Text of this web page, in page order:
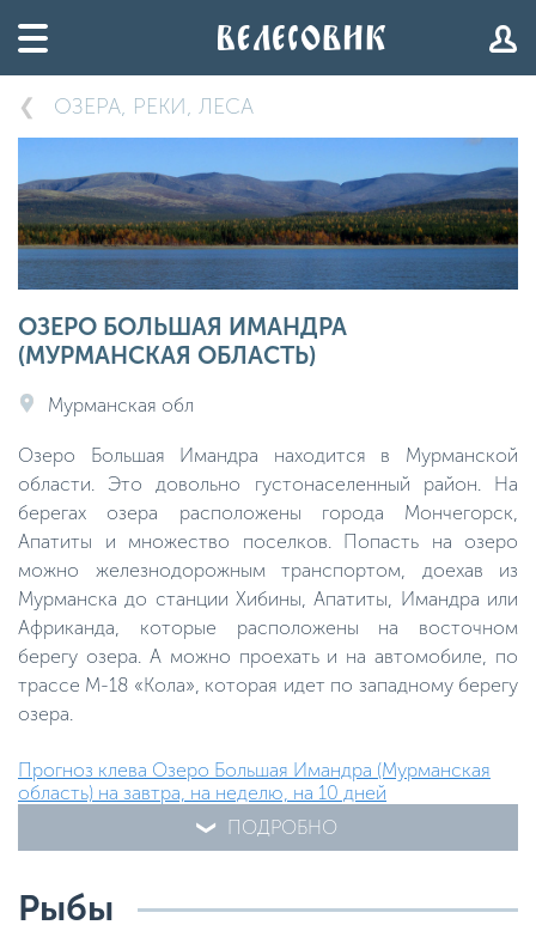
ОЗЕРА, РЕКИ, ЛЕСА
ОЗЕРО БОЛЬШАЯ ИМАНДРА
(МУРМАНСКАЯ ОБЛАСТЬ)
Мурманская обл
Озеро Большая Имандра находится в Мурманской
области. Это довольно густонаселенный район. На
берегах озера расположены города Мончегорск,
Апатиты и множество поселков. Попасть на озеро
можно железнодорожным транспортом, доехав из
Мурманска до станции Хибины, Апатиты, Имандра или
Африканда, которые расположены на восточном
берегу озера. А можно проехать и на автомобиле, по
трассе М-18 «Кола», которая идет по западному берегу
озера.
Прогноз клева Озеро Большая Имандра (Мурманская
область) на завтра, на неделю, на 10 дней
ПОДРОБНО
Рыбы